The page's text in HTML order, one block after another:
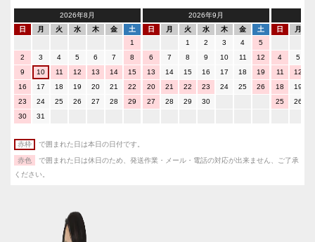
2026年8月
日
月 火 水 木 金
土
1
2
3 4 5 6 7
8
9
10 11 12 13 14
15
16
17 18 19 20 21
22
23
24 25 26 27 28
29
30
31
2026年9月
日
月 火 水 木 金
土
1
2 3 4
5
6
7 8 9 10 11
12
13
14 15 16 17 18
19
20
21 22 23 24 25
26
27
28 29 30
日 月
4 5
11
12
18
19
25
26
赤枠 で囲まれた日は本日の日付です。
赤色
で囲まれた日は休日のため、発送作業・メール・電話の対応が出来ません、ご了承
ください。